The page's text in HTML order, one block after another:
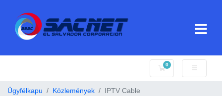
0
Bevásárlókosár
Ügyfélkapu Közlemények IPTV Cable